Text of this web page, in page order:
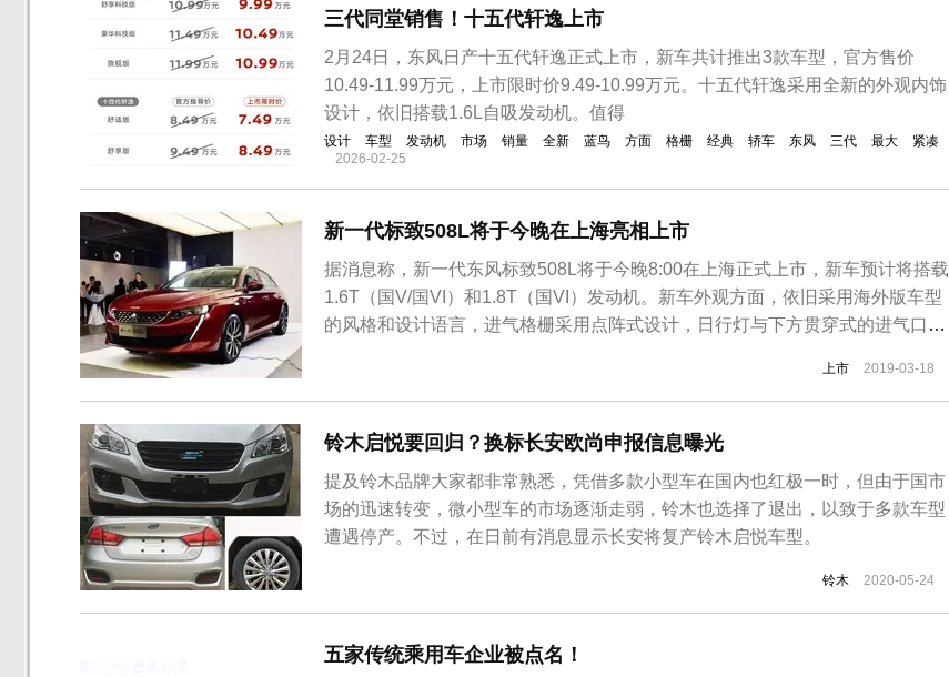
三代同堂销售！十五代轩逸上市
2月24日，东风日产十五代轩逸正式上市，新车共计推出3款车型，官方售价
10.49-11.99万元，上市限时价9.49-10.99万元。十五代轩逸采用全新的外观内饰
设计，依旧搭载1.6L自吸发动机。值得
设计 车型 发动机 市场 销量 全新 蓝鸟 方面 格栅 经典 轿车 东风 三代 最大
紧凑
2026-02-25
新一代标致508L将于今晚在上海亮相上市
据消息称，新一代东风标致508L将于今晚8:00在上海正式上市，新车预计将搭载
1.6T（国V/国VI）和1.8T（国VI）发动机。新车外观方面，依旧采用海外版车型
的风格和设计语言，进气格栅采用点阵式设计，日行灯与下方贯穿式的进气口设
样式，并配以镀铬外饰。尺寸方面，新一代东风标致508L长4870，宽1855，高
1455mm，轴...
上市 2019-03-18
铃木启悦要回归？换标长安欧尚申报信息曝光
提及铃木品牌大家都非常熟悉，凭借多款小型车在国内也红极一时，但由于国市
场的迅速转变，微小型车的市场逐渐走弱，铃木也选择了退出，以致于多款车型
遭遇停产。不过，在日前有消息显示长安将复产铃木启悦车型。
铃木 2020-05-24
五家传统乘用车企业被点名！